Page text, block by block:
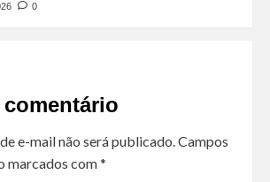
0
comentário
e-mail não será publicado.Campos
marcados com*